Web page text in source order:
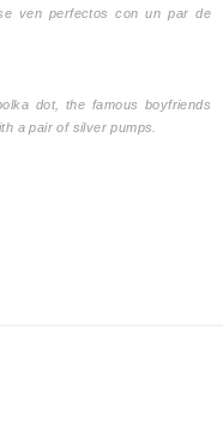
ven perfectos con un par de
dot, the famous boyfriends
a pair of silver pumps.